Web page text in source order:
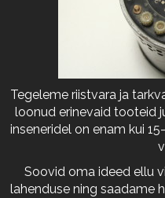
Tegeleme riistvara ja
loonud erinevaid tooteid
inseneridel on enam kui
Soovid oma ideed ellu
lahenduse ning saadame